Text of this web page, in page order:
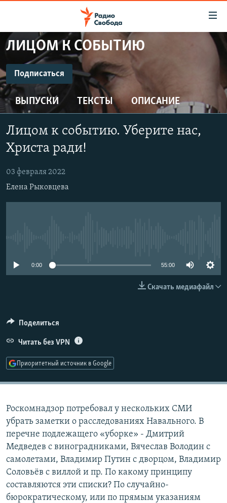
упрощенного
доступа
Вернуться
к
основному
содержанию
Вернутся
главной
Вернутся
поиску
ПРОГРАММЫ
ПОДКАСТЫ
АВТОРСКИЕ ПРОЕКТЫ
ЦИТАТЫ СВОБОДЫ
МНЕНИЯ
КУЛЬТУРА
КАВКАЗ.РЕАЛИИ
СЕВЕР.РЕАЛИИ
ЛИЦОМ К СОБЫТИЮ
Подписаться
ПОДПИСАТЬСЯ
Подписаться
ВЫПУСКИ ТЕКСТЫ ОПИСАНИЕ
Лицом к событию. Уберите нас,
Христа ради!
03 февраля 2022
Елена Рыковцева
0:00 55:00
Скачать медиафайл
Поделиться
Читать без VPN
Приоритетный источник в Google
Роскомнадзор потребовал у нескольких СМИ
убрать заметки о расследованиях Навального. В
перечне подлежащего «уборке» - Дмитрий
Медведев с виноградниками, Вячеслав Володин с
самолетами, Владимир Путин с дворцом, Владимир
Соловьёв с виллой и пр. По какому принципу
составляются эти списки? По случайно-
бюрократическому, или по прямым указаниям